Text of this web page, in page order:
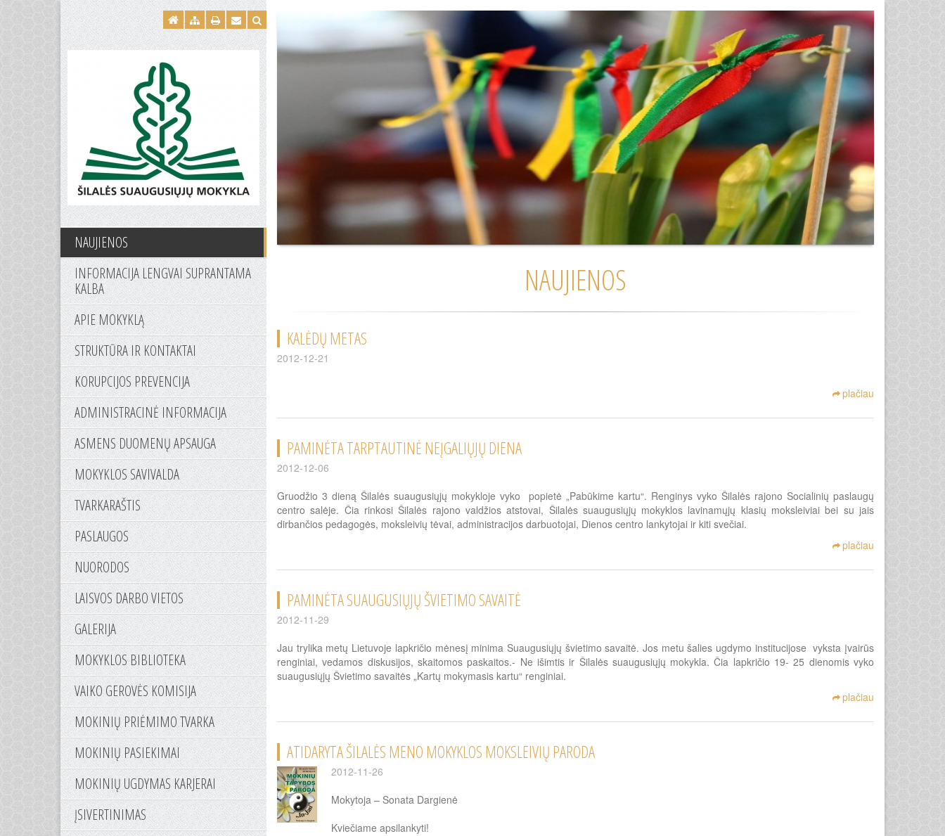
NAUJIENOS
INFORMACIJA LENGVAI SUPRANTAMA
KALBA
APIE MOKYKLĄ
STRUKTŪRA IR KONTAKTAI
KORUPCIJOS PREVENCIJA
ADMINISTRACINĖ INFORMACIJA
ASMENS DUOMENŲ APSAUGA
MOKYKLOS SAVIVALDA
TVARKARAŠTIS
PASLAUGOS
NUORODOS
LAISVOS DARBO VIETOS
GALERIJA
MOKYKLOS BIBLIOTEKA
VAIKO GEROVĖS KOMISIJA
MOKINIŲ PRIĖMIMO TVARKA
MOKINIŲ PASIEKIMAI
MOKINIŲ UGDYMAS KARJERAI
ĮSIVERTINIMAS
NAUJIENOS
KALĖDŲ METAS
2012-12-21
plačiau
PAMINĖTA TARPTAUTINĖ NEĮGALIŲJŲ DIENA
2012-12-06
Gruodžio 3 dieną Šilalės suaugusiųjų mokykloje vyko popietė „Pabūkime kartu“. Renginys vyko Šilalės rajono Socialinių paslaugų
centro salėje. Čia rinkosi Šilalės rajono valdžios atstovai, Šilalės suaugusiųjų mokyklos lavinamųjų klasių moksleiviai bei su jais
dirbančios pedagogės, moksleivių tėvai, administracijos darbuotojai, Dienos centro lankytojai ir kiti svečiai.
plačiau
PAMINĖTA SUAUGUSIŲJŲ ŠVIETIMO SAVAITĖ
2012-11-29
Jau trylika metų Lietuvoje lapkričio mėnesį minima Suaugusiųjų švietimo savaitė. Jos metu šalies ugdymo institucijose vyksta įvairūs
renginiai, vedamos diskusijos, skaitomos paskaitos.- Ne išimtis ir Šilalės suaugusiųjų mokykla. Čia lapkričio 19- 25 dienomis vyko
suaugusiųjų Švietimo savaitės „Kartų mokymasis kartu“ renginiai.
plačiau
ATIDARYTA ŠILALĖS MENO MOKYKLOS MOKSLEIVIŲ PARODA
2012-11-26
Mokytoja – Sonata Dargienė
Kviečiame apsilankyti!